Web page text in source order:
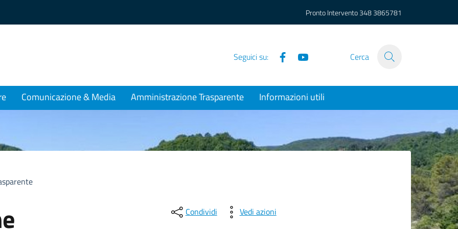
Pronto Intervento348 3865781
Seguici su: Facebook Cerca
Comunicazione & Media Amministrazione Trasparente Informazioni utili
Condividi Vedi azioni